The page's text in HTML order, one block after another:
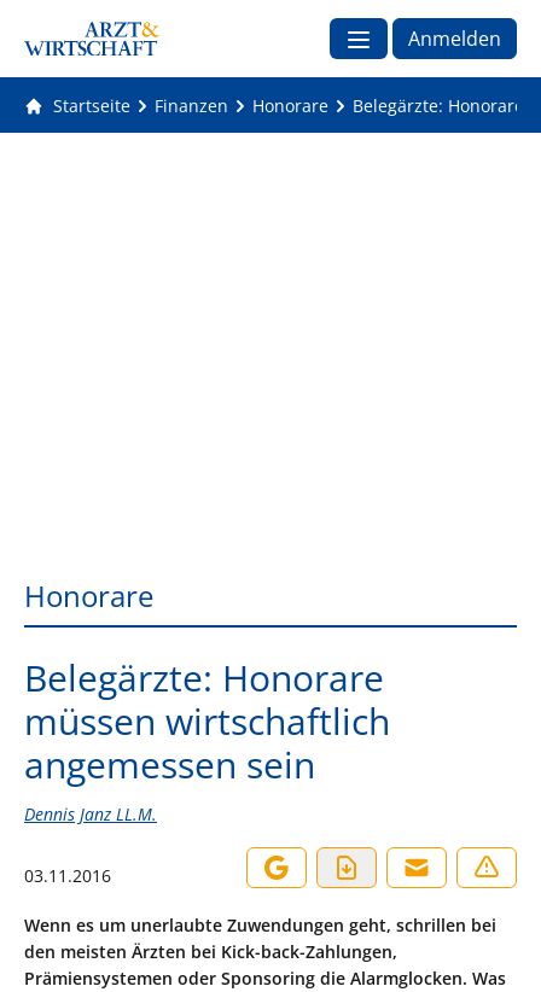
Anmelden
Startseite Finanzen Honorare Belegärzte: Honorare
Honorare
Belegärzte: Honorare
müssen wirtschaftlich
angemessen sein
Dennis Janz LL.M.
03.11.2016
Wenn es um unerlaubte Zuwendungen geht, schrillen bei
den meisten Ärzten bei Kick-back-Zahlungen,
Prämiensystemen oder Sponsoring die Alarmglocken. Was